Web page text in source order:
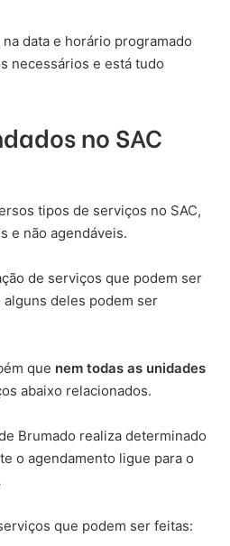
data e horário programado
necessários e está tudo
no SAC
tipos de serviços no SAC,
e não agendáveis.
de serviços que podem ser
deles podem ser
que nem todas as unidades
abaixo relacionados.
Brumado realiza determinado
o agendamento ligue para o
que podem ser feitas: